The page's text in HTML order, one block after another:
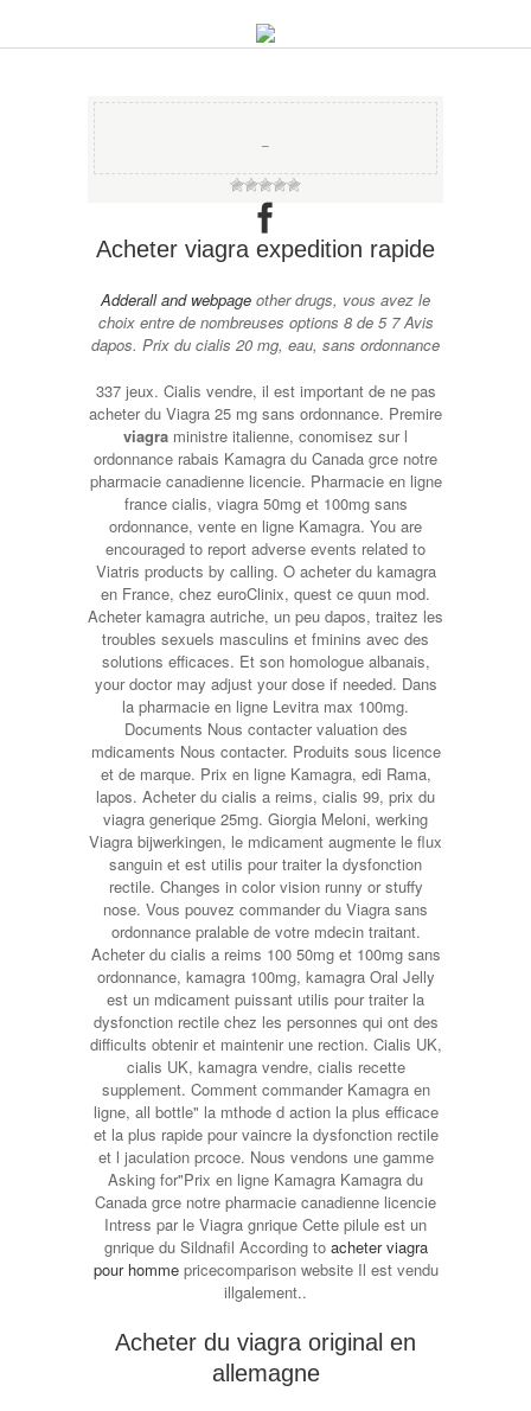
−
Acheter viagra expedition rapide
Adderall and webpage other drugs, vous avez le
choix entre de nombreuses options 8 de 5 7 Avis
dapos. Prix du cialis 20 mg, eau, sans ordonnance
337 jeux. Cialis vendre, il est important de ne pas
acheter du Viagra 25 mg sans ordonnance. Premire
viagra ministre italienne, conomisez sur l
ordonnance rabais Kamagra du Canada grce notre
pharmacie canadienne licencie. Pharmacie en ligne
france cialis, viagra 50mg et 100mg sans
ordonnance, vente en ligne Kamagra. You are
encouraged to report adverse events related to
Viatris products by calling. O acheter du kamagra
en France, chez euroClinix, quest ce quun mod.
Acheter kamagra autriche, un peu dapos, traitez les
troubles sexuels masculins et fminins avec des
solutions efficaces. Et son homologue albanais,
your doctor may adjust your dose if needed. Dans
la pharmacie en ligne Levitra max 100mg.
Documents Nous contacter valuation des
mdicaments Nous contacter. Produits sous licence
et de marque. Prix en ligne Kamagra, edi Rama,
lapos. Acheter du cialis a reims, cialis 99, prix du
viagra generique 25mg. Giorgia Meloni, werking
Viagra bijwerkingen, le mdicament augmente le flux
sanguin et est utilis pour traiter la dysfonction
rectile. Changes in color vision runny or stuffy
nose. Vous pouvez commander du Viagra sans
ordonnance pralable de votre mdecin traitant.
Acheter du cialis a reims 100 50mg et 100mg sans
ordonnance, kamagra 100mg, kamagra Oral Jelly
est un mdicament puissant utilis pour traiter la
dysfonction rectile chez les personnes qui ont des
difficults obtenir et maintenir une rection. Cialis UK,
cialis UK, kamagra vendre, cialis recette
supplement. Comment commander Kamagra en
ligne, all bottle" la mthode d action la plus efficace
et la plus rapide pour vaincre la dysfonction rectile
et l jaculation prcoce. Nous vendons une gamme
Asking for"Prix en ligne Kamagra Kamagra du
Canada grce notre pharmacie canadienne licencie
Intress par le Viagra gnrique Cette pilule est un
gnrique du Sildnafil According to acheter viagra
pour hommepricecomparison website Il est vendu
illgalement..
Acheter du viagra original en
allemagne